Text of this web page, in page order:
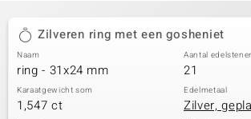
Zilveren ring met een gosheniet
Naam
ring - 31x24 mm
Aantal
21
Karaatgewicht som
1,547 ct
Edelmetaal
Zilver,